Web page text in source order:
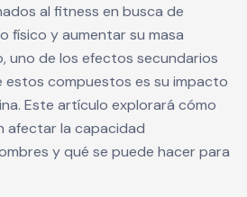
al fitness en busca de
físico y aumentar su masa
uno de los efectos secundarios
estos compuestos es su impacto
Este artículo explorará cómo
afectar la capacidad
y qué se puede hacer para